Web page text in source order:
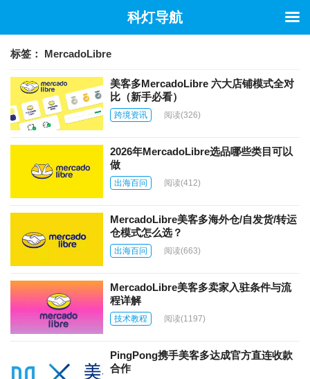
标签： MercadoLibre
美客多MercadoLibre 六大店铺模式全对
比（新手必看）
跨境资讯 阅读(326)
2026年MercadoLibre选品哪些类目可以
做
出海百问 阅读(412)
MercadoLibre美客多海外仓/自发货/转运
仓模式怎么选？
出海百问 阅读(663)
MercadoLibre美客多卖家入驻条件与流
程详解
技术教程 阅读(1197)
PingPong携手美客多达成官方直连收款
合作
科灯导航